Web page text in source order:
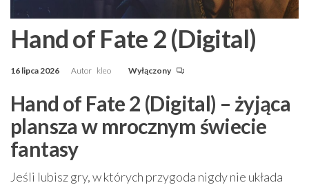
Hand of Fate 2 (Digital)
16 lipca 2026 Autor kleo Wyłączony
Hand of Fate 2 (Digital) – żyjąca
plansza w mrocznym świecie
fantasy
Jeśli lubisz gry, w których przygoda nigdy nie układa